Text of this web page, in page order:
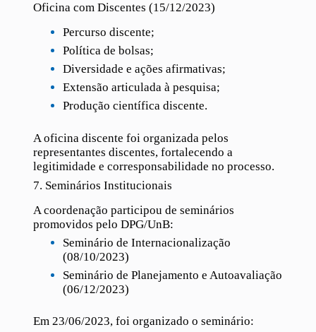
Oficina com Discentes (15/12/2023)
Percurso discente;
Política de bolsas;
Diversidade e ações afirmativas;
Extensão articulada à pesquisa;
Produção científica discente.
A oficina discente foi organizada pelos
representantes discentes, fortalecendo a
legitimidade e corresponsabilidade no processo.
7. Seminários Institucionais
A coordenação participou de seminários
promovidos pelo DPG/UnB:
Seminário de Internacionalização
(08/10/2023)
Seminário de Planejamento e Autoavaliação
(06/12/2023)
Em 23/06/2023, foi organizado o seminário: